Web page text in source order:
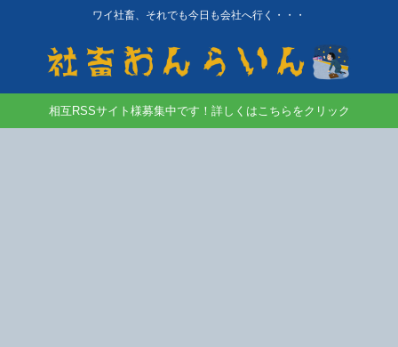
ワイ社畜、それでも今日も会社へ行く・・・
相互RSSサイト様募集中です！詳しくはこちらをクリック